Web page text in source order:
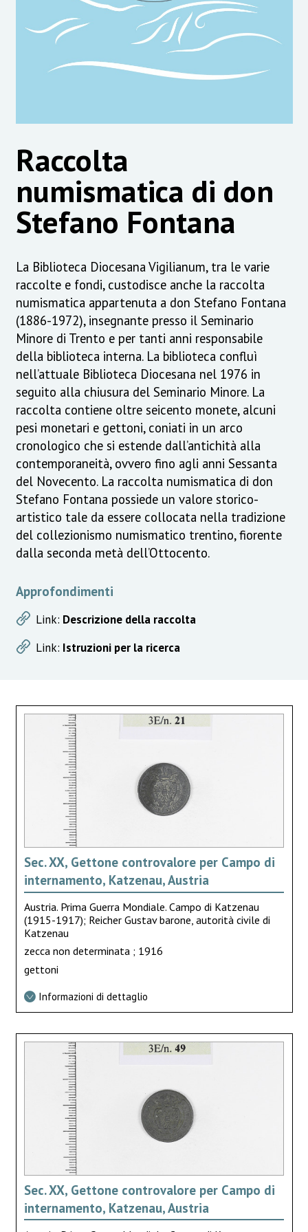
Raccolta
numismatica di don
Stefano Fontana
La Biblioteca Diocesana Vigilianum, tra le varie
raccolte e fondi, custodisce anche la raccolta
numismatica appartenuta a don Stefano Fontana
(1886-1972), insegnante presso il Seminario
Minore di Trento e per tanti anni responsabile
della biblioteca interna. La biblioteca confluì
nell’attuale Biblioteca Diocesana nel 1976 in
seguito alla chiusura del Seminario Minore. La
raccolta contiene oltre seicento monete, alcuni
pesi monetari e gettoni, coniati in un arco
cronologico che si estende dall’antichità alla
contemporaneità, ovvero fino agli anni Sessanta
del Novecento. La raccolta numismatica di don
Stefano Fontana possiede un valore storico-
artistico tale da essere collocata nella tradizione
del collezionismo numismatico trentino, fiorente
dalla seconda metà dell’Ottocento.
Approfondimenti
Link: Descrizione della raccolta
Link: Istruzioni per la ricerca
Sec. XX, Gettone controvalore per Campo di
internamento, Katzenau, Austria
Austria. Prima Guerra Mondiale. Campo di Katzenau
(1915-1917); Reicher Gustav barone, autorità civile di
Katzenau
zecca non determinata ; 1916
gettoni
Informazioni di dettaglio
Sec. XX, Gettone controvalore per Campo di
internamento, Katzenau, Austria